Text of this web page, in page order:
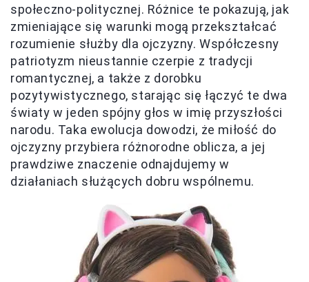
społeczno-politycznej. Różnice te pokazują, jak
zmieniające się warunki mogą przekształcać
rozumienie służby dla ojczyzny. Współczesny
patriotyzm nieustannie czerpie z tradycji
romantycznej, a także z dorobku
pozytywistycznego, starając się łączyć te dwa
światy w jeden spójny głos w imię przyszłości
narodu. Taka ewolucja dowodzi, że miłość do
ojczyzny przybiera różnorodne oblicza, a jej
prawdziwe znaczenie odnajdujemy w
działaniach służących dobru wspólnemu.